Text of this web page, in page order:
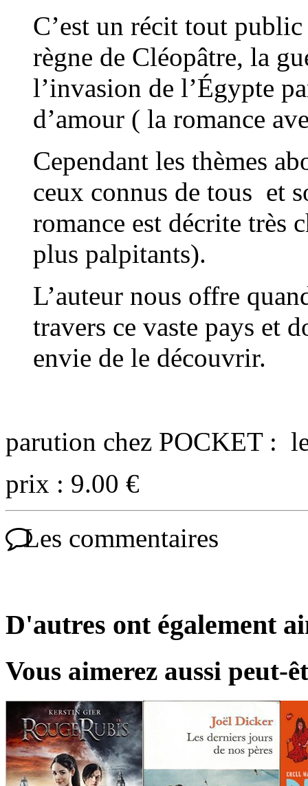
C’est un récit tout
règne de Cléopâtre, la
l’invasion de l’Égypte
d’amour ( la romance
Cependant les thèmes
ceux connus de tous et
romance est décrite très
plus palpitants).
L’auteur nous offre
travers ce vaste pays et
envie de le découvrir.
parution chez POCKET :
prix : 9.00 €
Les commentaires
D'autres ont également
Vous aimerez aussi peut-